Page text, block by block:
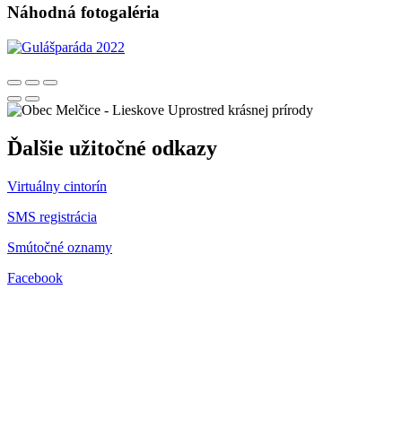
Náhodná fotogaléria
Uprostred krásnej prírody
Ďalšie užitočné odkazy
Virtuálny cintorín
SMS registrácia
Smútočné oznamy
Facebook